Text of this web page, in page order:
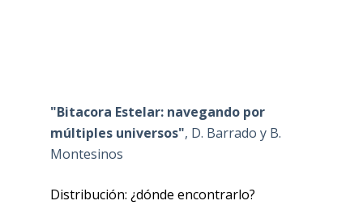
"Bitacora Estelar: navegando por
múltiples universos", D. Barrado y B.
Montesinos
Distribución: ¿dónde encontrarlo?